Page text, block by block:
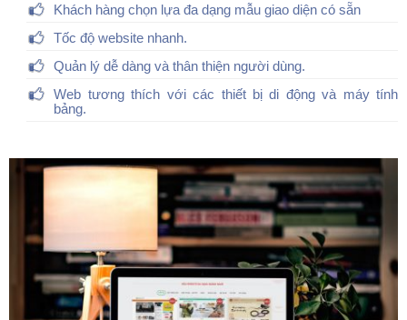
Khách hàng chọn lựa đa dạng mẫu giao diện có sẵn
Tốc độ website nhanh.
Quản lý dễ dàng và thân thiện người dùng.
Web tương thích với các thiết bị di động và máy tính
bảng.